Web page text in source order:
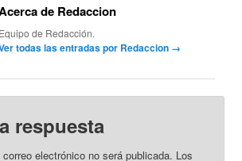
de Redaccion
Equipo de Redacción.
todas las entradas por Redaccion →
respuesta
electrónico no será publicada. Los